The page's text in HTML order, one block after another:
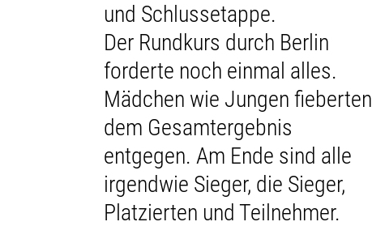
und Schlussetappe.
Der Rundkurs durch Berlin
forderte noch einmal alles.
Mädchen wie Jungen fieberten
dem Gesamtergebnis
entgegen. Am Ende sind alle
irgendwie Sieger, die Sieger,
Platzierten und Teilnehmer.